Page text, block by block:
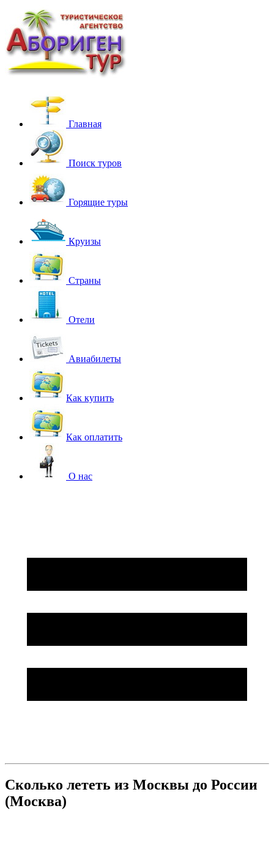
Главная
Поиск туров
Горящие туры
Круизы
Страны
Отели
Авиабилеты
Как купить
Как оплатить
О нас
Сколько лететь из Москвы до России
(Москва)